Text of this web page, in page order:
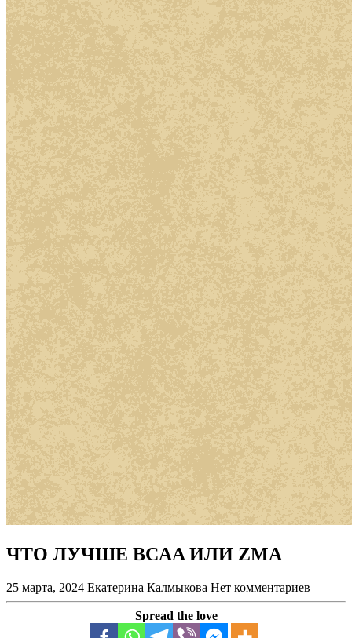
ЧТО ЛУЧШЕ BCAA ИЛИ ZMA
25 марта, 2024 Екатерина Калмыкова Нет комментариев
Spread the love